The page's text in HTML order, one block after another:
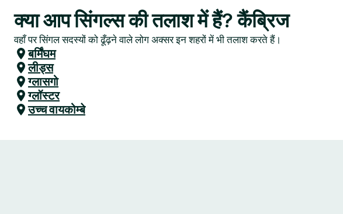
क्या आप सिंगल्स की तलाश में हैं? कैंब्रिज
वहाँ पर सिंगल सदस्यों को ढूँढ़ने वाले लोग अक्सर इन शहरों में भी तलाश करते हैं।
बर्मिंघम
लीड्स
ग्लासगो
ग्लॉस्टर
उच्च वायकोम्बे